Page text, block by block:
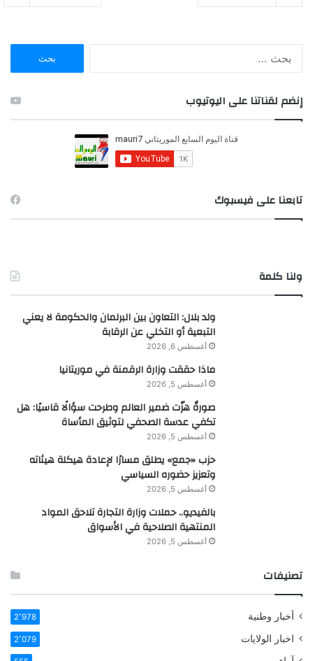
ن
:
إنضم لقناتنا على اليوتيوب
تابعنا على فيسبوك
ولنا كلمة
ولد بلال: التعاون بين البرلمان والحكومة لا يعني
التبعية أو التخلي عن الرقابة
أغسطس 6, 2026
ماذا حققت وزارة الرقمنة في موريتانيا
أغسطس 5, 2026
صورةٌ هزّت ضمير العالم وطرحت سؤالًا قاسيًا: هل
تكفي عدسة الصحفي لتوثيق المأساة
أغسطس 5, 2026
حزب «جمع» يطلق مسارًا لإعادة هيكلة هيئاته
وتعزيز حضوره السياسي
أغسطس 5, 2026
بالفيديو.. حملات وزارة التجارة تلاحق المواد
المنتهية الصلاحية في الأسواق
أغسطس 5, 2026
تصنيفات
أخبار وطنية 2٬978
اخبار الولايات 2٬079